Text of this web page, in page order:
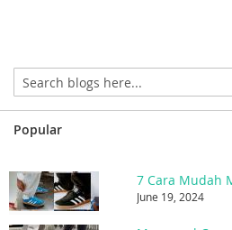
Popular
7 Cara Mudah
June 19, 2024